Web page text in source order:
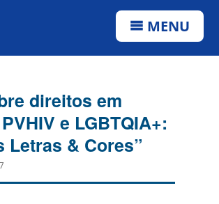
MENU
direitos em
e LGBTQIA+:
Letras & Cores”